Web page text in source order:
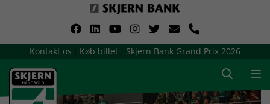
Kontakt os Køb billet Skjern Bank Grand Prix 2026
Om Skjern Håndbold
Ligatruppen